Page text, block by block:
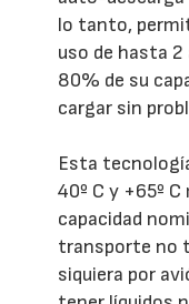
lo tanto,
uso de hasta 2
80% de su
cargar sin
Esta
40º C y +65º
capacidad
transporte no
siquiera por